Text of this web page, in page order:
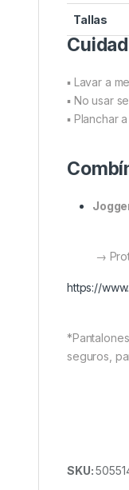
Tallas
▪ Lavar a
▪ No usar
▪ Planchar
→
https://
seguros,
SKU: